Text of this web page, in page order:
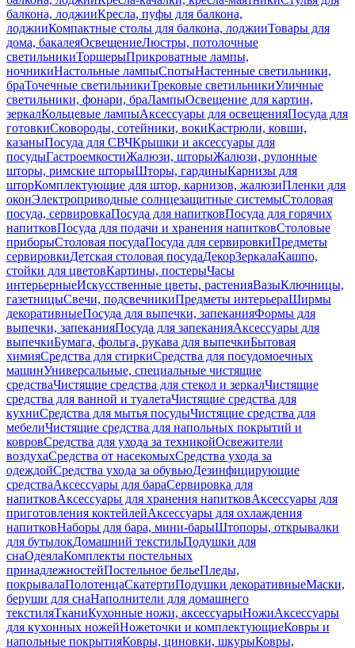
балкона, лоджииКресла, пуфы для балкона,
лоджииКомпактные столы для балкона, лоджииТовары для
дома, бакалеяОсвещениеЛюстры, потолочные
светильникиТоршерыПрикроватные лампы,
ночникиНастольные лампыСпотыНастенные светильники,
браТочечные светильникиТрековые светильникиУличные
светильники, фонари, браЛампыОсвещение для картин,
зеркалКольцевые лампыАксессуары для освещенияПосуда для
готовкиСковороды, сотейники, вокиКастрюли, ковши,
казаныПосуда для СВЧКрышки и аксессуары для
посудыГастроемкостиЖалюзи, шторыЖалюзи, рулонные
шторы, римские шторыШторы, гардиныКарнизы для
шторКомплектующие для штор, карнизов, жалюзиПленки для
оконЭлектроприводные солнцезащитные системыСтоловая
посуда, сервировкаПосуда для напитковПосуда для горячих
напитковПосуда для подачи и хранения напитковСтоловые
приборыСтоловая посудаПосуда для сервировкиПредметы
сервировкиДетская столовая посудаДекорЗеркалаКашпо,
стойки для цветовКартины, постерыЧасы
интерьерныеИскусственные цветы, растенияВазыКлючницы,
газетницыСвечи, подсвечникиПредметы интерьераШирмы
декоративныеПосуда для выпечки, запеканияФормы для
выпечки, запеканияПосуда для запеканияАксессуары для
выпечкиБумага, фольга, рукава для выпечкиБытовая
химияСредства для стиркиСредства для посудомоечных
машинУниверсальные, специальные чистящие
средстваЧистящие средства для стекол и зеркалЧистящие
средства для ванной и туалетаЧистящие средства для
кухниСредства для мытья посудыЧистящие средства для
мебелиЧистящие средства для напольных покрытий и
ковровСредства для ухода за техникойОсвежители
воздухаСредства от насекомыхСредства ухода за
одеждойСредства ухода за обувьюДезинфицирующие
средстваАксессуары для бараСервировка для
напитковАксессуары для хранения напитковАксессуары для
приготовления коктейлейАксессуары для охлаждения
напитковНаборы для бара, мини-барыШтопоры, открывалки
для бутылокДомашний текстильПодушки для
снаОдеялаКомплекты постельных
принадлежностейПостельное бельеПледы,
покрывалаПолотенцаСкатертиПодушки декоративныеМаски,
беруши для снаНаполнители для домашнего
текстиляТканиКухонные ножи, аксессуарыНожиАксессуары
для кухонных ножейНожеточки и комплектующиеКовры и
напольные покрытияКовры, циновки, шкурыКовры,